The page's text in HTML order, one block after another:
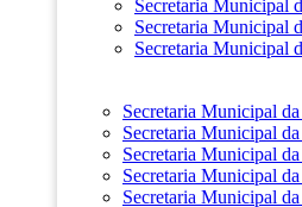
Secretaria Municipal
Secretaria Municipal
Secretaria Municipal
Secretaria Municipal
Secretaria Municipal
Secretaria Municipal
Secretaria Municipal
Secretaria Municipal